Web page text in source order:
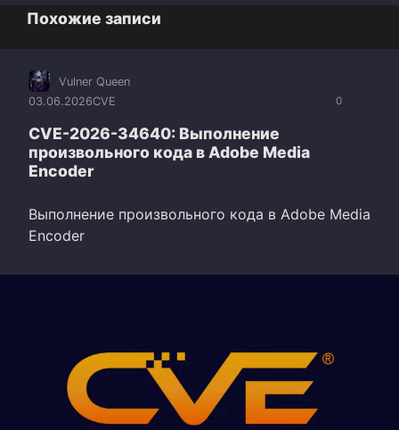
Похожие записи
0
Vulner Queen
03.06.2026CVE
CVE-2026-34640: Выполнение
произвольного кода в Adobe Media
Encoder
Выполнение произвольного кода в Adobe Media
Encoder